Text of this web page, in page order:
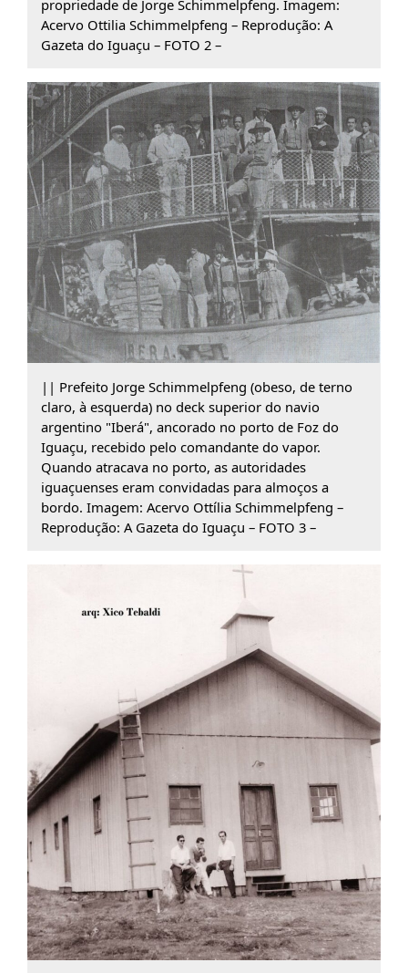
propriedade de Jorge Schimmelpfeng. Imagem:
Acervo Ottilia Schimmelpfeng – Reprodução: A
Gazeta do Iguaçu – FOTO 2 –
|| Prefeito Jorge Schimmelpfeng (obeso, de terno
claro, à esquerda) no deck superior do navio
argentino "Iberá", ancorado no porto de Foz do
Iguaçu, recebido pelo comandante do vapor.
Quando atracava no porto, as autoridades
iguaçuenses eram convidadas para almoços a
bordo. Imagem: Acervo Ottília Schimmelpfeng –
Reprodução: A Gazeta do Iguaçu – FOTO 3 –